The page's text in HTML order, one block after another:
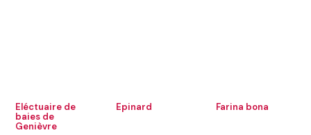
Eléctuaire de
baies de
Genièvre
Epinard Farina bona